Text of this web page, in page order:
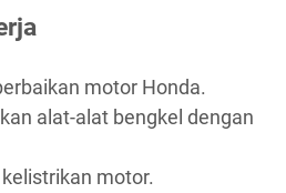
motor Honda.
alat-alat bengkel dengan
motor.